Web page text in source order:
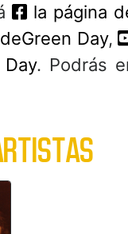
la página
Day,
. Podrás